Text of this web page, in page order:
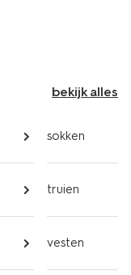
bekijk alles
sokken
truien
vesten